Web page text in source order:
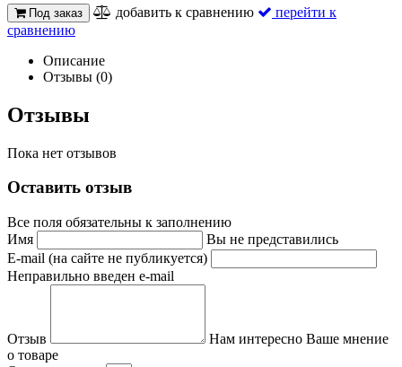
Под заказ добавить к сравнению
перейти к
сравнению
Описание
Отзывы (0)
Отзывы
Пока нет отзывов
Оставить отзыв
Все поля обязательны к заполнению
Имя
Вы не представились
E-mail (на сайте не публикуется)
Неправильно введен e-mail
Отзыв
Нам интересно Ваше мнение
о товаре